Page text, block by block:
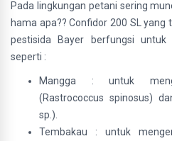
Pada lingkungan petani sering
hama apa?? Confidor 200 SL
pestisida Bayer berfungsi
seperti :
Mangga : untuk
(Rastrococcus spinosus)
sp.).
Tembakau : untuk